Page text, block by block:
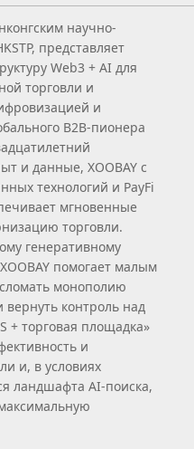
научно-
представляет
Web3 + AI для
торговли и
и
B2B‑пионера
и данные, XOOBAY с
технологий и PayFi
мгновенные
торговли.
генеративному
помогает малым
монополию
контроль над
+ торговая площадка»
и
и, в условиях
ландшафта AI‑поиска,